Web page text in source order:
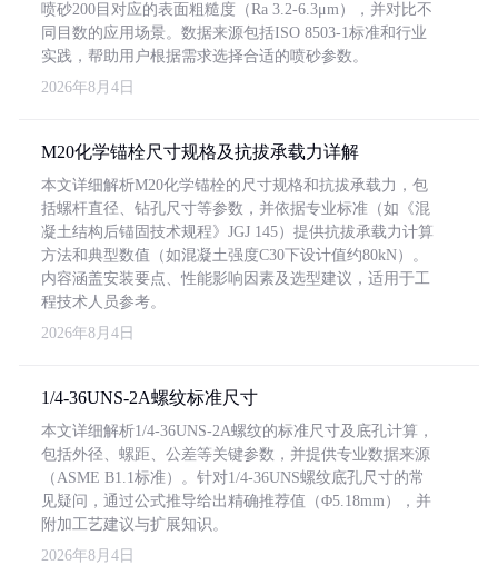
喷砂200目对应的表面粗糙度（Ra 3.2-6.3μm），并对比不
同目数的应用场景。数据来源包括ISO 8503-1标准和行业
实践，帮助用户根据需求选择合适的喷砂参数。
2026年8月4日
M20化学锚栓尺寸规格及抗拔承载力详解
本文详细解析M20化学锚栓的尺寸规格和抗拔承载力，包
括螺杆直径、钻孔尺寸等参数，并依据专业标准（如《混
凝土结构后锚固技术规程》JGJ 145）提供抗拔承载力计算
方法和典型数值（如混凝土强度C30下设计值约80kN）。
内容涵盖安装要点、性能影响因素及选型建议，适用于工
程技术人员参考。
2026年8月4日
1/4-36UNS-2A螺纹标准尺寸
本文详细解析1/4-36UNS-2A螺纹的标准尺寸及底孔计算，
包括外径、螺距、公差等关键参数，并提供专业数据来源
（ASME B1.1标准）。针对1/4-36UNS螺纹底孔尺寸的常
见疑问，通过公式推导给出精确推荐值（Φ5.18mm），并
附加工艺建议与扩展知识。
2026年8月4日